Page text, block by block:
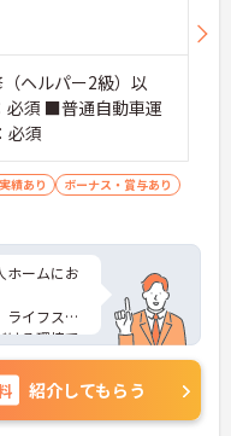
ヘルパー2級）以
必須 ■普通自動車運
必須
績あり
ボーナス・賞与あり
ホームにお
ライフステ
ける環境で
勤が苦にな
など、さら
ご相談くだ
紹介してもらう